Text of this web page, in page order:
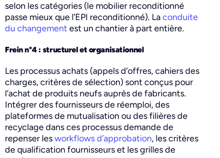
selon les catégories (le mobilier reconditionné
passe mieux que l’EPI reconditionné). Laconduite
du changement est un chantier à part entière.
Frein n°4 : structurel et organisationnel
Les processus achats (appels d’offres, cahiers des
charges, critères de sélection) sont conçus pour
l’achat de produits neufs auprès de fabricants.
Intégrer des fournisseurs de réemploi, des
plateformes de mutualisation ou des filières de
recyclage dans ces processus demande de
repenser lesworkflows d’approbation, les critères
de qualification fournisseurs et les grilles de